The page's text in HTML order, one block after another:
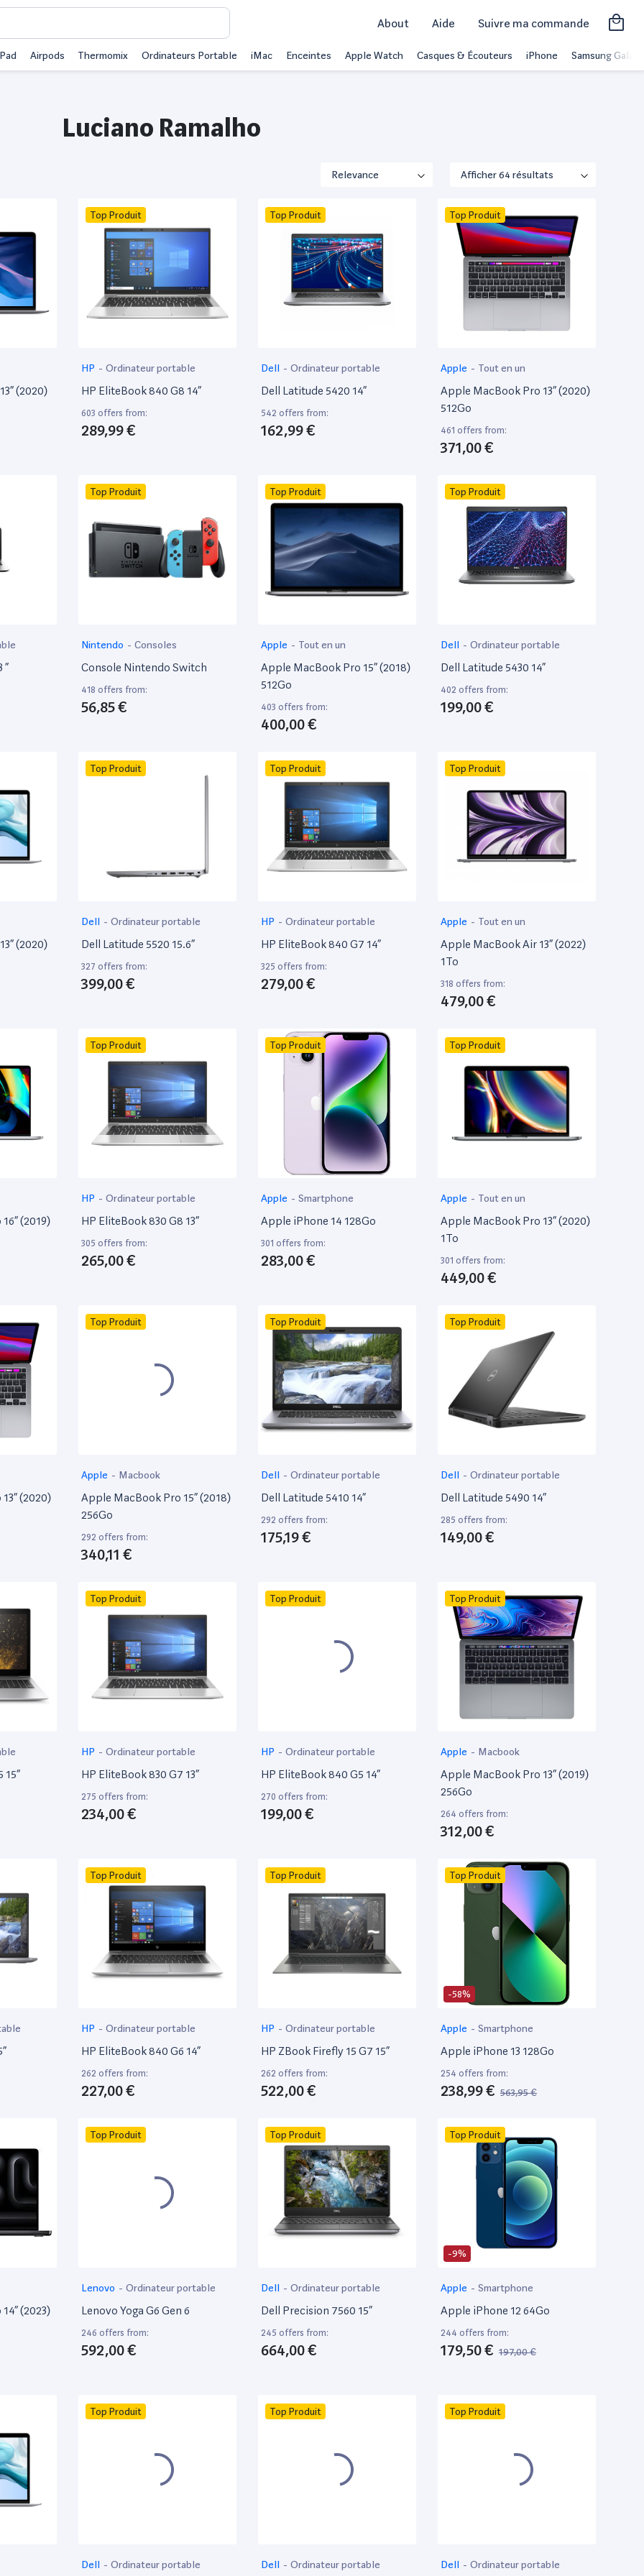
About Aide Suivre ma commande
Airpods Thermomix Ordinateurs Portable iMac Enceintes Apple Watch Casques & Écouteurs iPhone Samsung Galaxy
Luciano Ramalho
(2020)
Top Produit
HP - Ordinateur portable
HP EliteBook 840 G8 14”
603 offers from:
289,99 €
Top Produit
Dell - Ordinateur portable
Dell Latitude 5420 14”
542 offers from:
162,99 €
Top Produit
Apple - Tout en un
Apple MacBook Pro 13” (2020)
512Go
461 offers from:
371,00 €
”
Top Produit
Nintendo - Consoles
Console Nintendo Switch
418 offers from:
56,85 €
Top Produit
Apple - Tout en un
Apple MacBook Pro 15” (2018)
512Go
403 offers from:
400,00 €
Top Produit
Dell - Ordinateur portable
Dell Latitude 5430 14”
402 offers from:
199,00 €
(2020)
Top Produit
Dell - Ordinateur portable
Dell Latitude 5520 15.6”
327 offers from:
399,00 €
Top Produit
HP - Ordinateur portable
HP EliteBook 840 G7 14”
325 offers from:
279,00 €
Top Produit
Apple - Tout en un
Apple MacBook Air 13” (2022)
1To
318 offers from:
479,00 €
(2019)
Top Produit
HP - Ordinateur portable
HP EliteBook 830 G8 13”
305 offers from:
265,00 €
Top Produit
Apple - Smartphone
Apple iPhone 14 128Go
301 offers from:
283,00 €
Top Produit
Apple - Tout en un
Apple MacBook Pro 13” (2020)
1To
301 offers from:
449,00 €
(2020)
Top Produit
Apple - Macbook
Apple MacBook Pro 15” (2018)
256Go
292 offers from:
340,11 €
Top Produit
Dell - Ordinateur portable
Dell Latitude 5410 14”
292 offers from:
175,19 €
Top Produit
Dell - Ordinateur portable
Dell Latitude 5490 14”
285 offers from:
149,00 €
15”
Top Produit
HP - Ordinateur portable
HP EliteBook 830 G7 13”
275 offers from:
234,00 €
Top Produit
HP - Ordinateur portable
HP EliteBook 840 G5 14”
270 offers from:
199,00 €
Top Produit
Apple - Macbook
Apple MacBook Pro 13” (2019)
256Go
264 offers from:
312,00 €
Top Produit
HP - Ordinateur portable
HP EliteBook 840 G6 14”
262 offers from:
227,00 €
Top Produit
HP - Ordinateur portable
HP ZBook Firefly 15 G7 15”
262 offers from:
522,00 €
-58%
Top Produit
Apple - Smartphone
Apple iPhone 13 128Go
254 offers from:
238,99 € 563,95 €
(2023)
Top Produit
Lenovo - Ordinateur portable
Lenovo Yoga G6 Gen 6
246 offers from:
592,00 €
Top Produit
Dell - Ordinateur portable
Dell Precision 7560 15”
245 offers from:
664,00 €
-9%
Top Produit
Apple - Smartphone
Apple iPhone 12 64Go
244 offers from:
179,50 € 197,00 €
Top Produit
Dell - Ordinateur portable
Top Produit
Dell - Ordinateur portable
Top Produit
Dell - Ordinateur portable